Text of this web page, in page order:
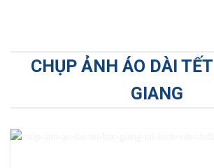
CHỤP ẢNH ÁO DÀI
GIANG